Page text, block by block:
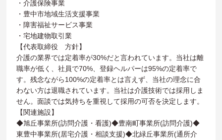
・介護保険事業
・豊中市地域生活支援事業
・障害福祉サービス事業
・宅地建物取引業
【代表取締役 方針】
介護の業界では定着率が30%だと言われています。当社は離
職率が低く、社員で70%、登録ヘルパーは95%の定着率で
す。残念ながら100%の定着率とは言えず、当社の理念に合
わない方は退職されています。当社は介護技術では採用しま
せん。面談では気持ちを重視して採用の可否を決定します。
【関連施設】
◆旭丘事業所(訪問介護・看護)◆豊南町事業所(訪問介護)◆
東豊中事業所(居宅介護・相談支援)◆北緑丘事業所(通所介